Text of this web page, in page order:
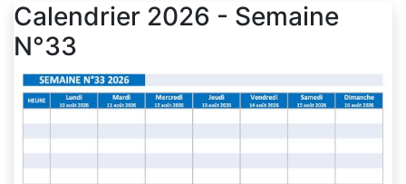
Calendrier 2026 - Semaine
N°33